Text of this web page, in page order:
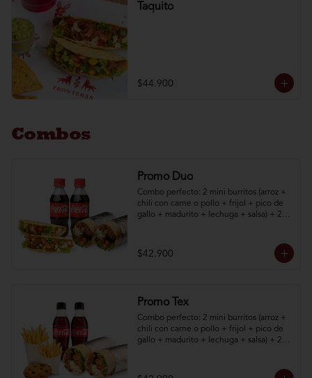
Taquito
$44.900
Combos
Promo Duo
Combo perfecto: 2 mini burritos (arroz +
chili con carne o pollo + frijol + pico de
gallo + madurito + lechuga + salsa) + 2
$42.900
Promo Tex
Combo perfecto: 2 mini burritos (arroz +
chili con carne o pollo + frijol + pico de
gallo + madurito + lechuga + salsa) + 2